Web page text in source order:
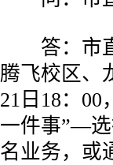
答：市直
腾飞校区、
21日18：
一件事”—
名业务，或